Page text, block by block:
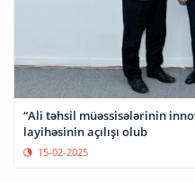
“Ali təhsil müəssisələrinin
layihəsinin açılışı olub
15-02-2025